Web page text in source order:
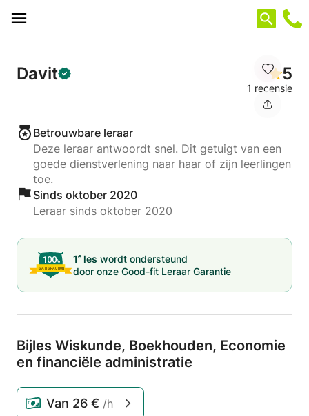
Davit 5
1 recensie
Betrouwbare leraar
Deze leraar antwoordt snel. Dit getuigt van een
goede dienstverlening naar haar of zijn leerlingen
toe.
Sinds oktober 2020
Leraar sinds oktober 2020
1e les wordt ondersteund
door onze Good-fit Leraar Garantie
Bijles Wiskunde, Boekhouden, Economie
en financiële administratie
Van 26 € /h